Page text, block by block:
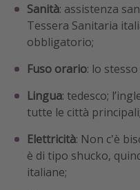
Sanità: assistenza
Tessera Sanitaria
obbligatorio;
Fuso orario: lo
Lingua: tedesco;
tutte le città principali;
Elettricità: Non c'è
è di tipo shucko,
italiane;